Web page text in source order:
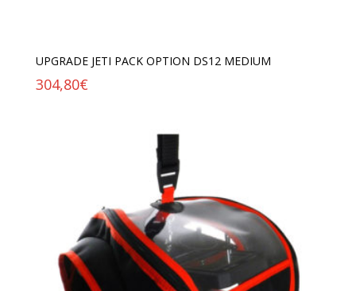
UPGRADE JETI PACK OPTION DS12 MEDIUM
304,80€